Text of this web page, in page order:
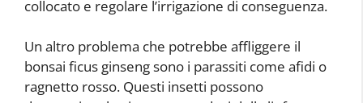
collocato e regolare l’irrigazione di conseguenza.
Un altro problema che potrebbe affliggere il
bonsai ficus ginseng sono i parassiti come afidi o
ragnetto rosso. Questi insetti possono